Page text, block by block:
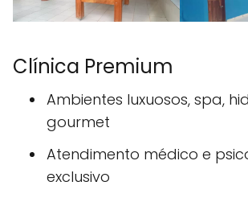
Clínica Premium
Ambientes luxuosos, spa,
gourmet
Atendimento médico e
exclusivo